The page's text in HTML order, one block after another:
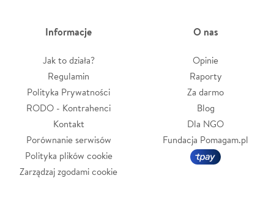
Informacje
Jak to działa?
Regulamin
Polityka Prywatności
RODO - Kontrahenci
Kontakt
Porównanie serwisów
Polityka plików cookie
Zarządzaj zgodami cookie
O nas
Opinie
Raporty
Za darmo
Blog
Dla NGO
Fundacja Pomagam.pl